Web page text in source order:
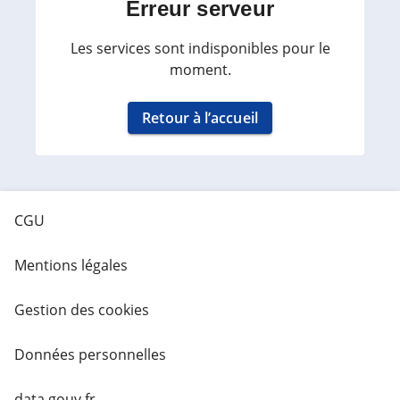
Erreur serveur
Les services sont indisponibles pour le
moment.
Retour à l’accueil
CGU
Mentions légales
Gestion des cookies
Données personnelles